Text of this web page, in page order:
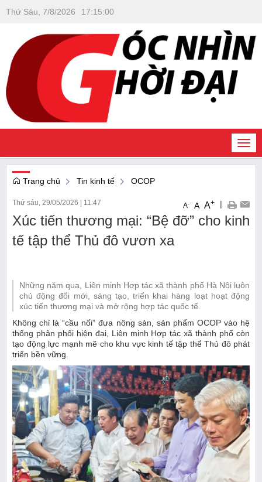
Thứ Sáu, 7/8/2026 17:15:01
Trang chủ Tin kinh tế OCOP
Thứ sáu, 29/05/2026 11:47 A- A A+ |
Xúc tiến thương mại: “Bệ đỡ” cho kinh
tế tập thể Thủ đô vươn xa
Những năm qua, Liên minh Hợp tác xã thành phố Hà Nội luôn
chủ động đổi mới, sáng tạo, triển khai hàng loạt hoạt động
xúc tiến thương mại và mở rộng hợp tác quốc tế.
Không chỉ là “cầu nối” đưa nông sản, sản phẩm OCOP vào hệ
thống phân phối hiện đại, Liên minh Hợp tác xã thành phố còn
tạo động lực mạnh mẽ cho khu vực kinh tế tập thể Thủ đô phát
triển bền vững.